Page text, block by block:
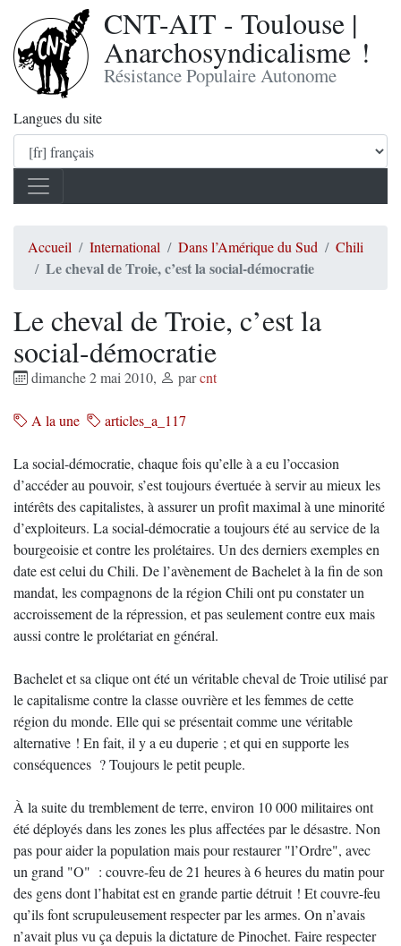
CNT-AIT - Toulouse |
Anarchosyndicalisme !
Résistance Populaire Autonome
Langues du site
Accueil International Dans l’Amérique du Sud Chili
Le cheval de Troie, c’est la social-démocratie
Le cheval de Troie, c’est la
social-démocratie
dimanche 2 mai 2010, parcnt
A la une articles_a_117
La social-démocratie, chaque fois qu’elle à a eu l’occasion
d’accéder au pouvoir, s’est toujours évertuée à servir au mieux les
intérêts des capitalistes, à assurer un profit maximal à une minorité
d’exploiteurs. La social-démocratie a toujours été au service de la
bourgeoisie et contre les prolétaires. Un des derniers exemples en
date est celui du Chili. De l’avènement de Bachelet à la fin de son
mandat, les compagnons de la région Chili ont pu constater un
accroissement de la répression, et pas seulement contre eux mais
aussi contre le prolétariat en général.
Bachelet et sa clique ont été un véritable cheval de Troie utilisé par
le capitalisme contre la classe ouvrière et les femmes de cette
région du monde. Elle qui se présentait comme une véritable
alternative ! En fait, il y a eu duperie ; et qui en supporte les
conséquences ? Toujours le petit peuple.
À la suite du tremblement de terre, environ 10 000 militaires ont
été déployés dans les zones les plus affectées par le désastre. Non
pas pour aider la population mais pour restaurer "l’Ordre", avec
un grand "O" : couvre-feu de 21 heures à 6 heures du matin pour
des gens dont l’habitat est en grande partie détruit ! Et couvre-feu
qu’ils font scrupuleusement respecter par les armes. On n’avais
n’avait plus vu ça depuis la dictature de Pinochet. Faire respecter